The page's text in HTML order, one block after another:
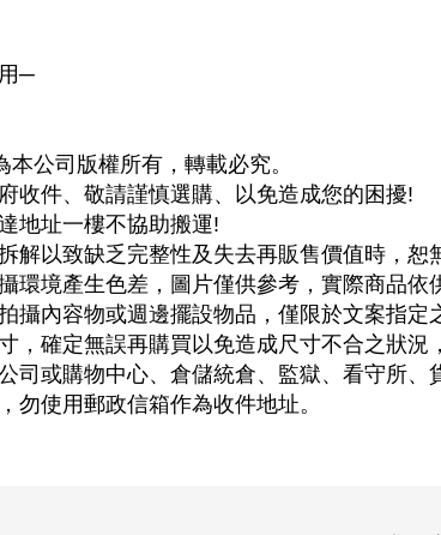
─
本公司版權所有，轉載必究。
收件、敬請謹慎選購、以免造成您的困擾!
地址一樓不協助搬運!
解以致缺乏完整性及失去再販售價值時，恕
境產生色差，圖片僅供參考，實際商品依
攝內容物或週邊擺設物品，僅限於文案指定
確定無誤再購買以免造成尺寸不合之狀況
司或購物中心、倉儲統倉、監獄、看守所
使用郵政信箱作為收件地址。